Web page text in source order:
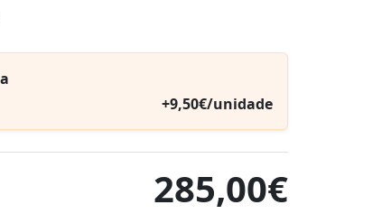
+9,50€/unidade
285,00€